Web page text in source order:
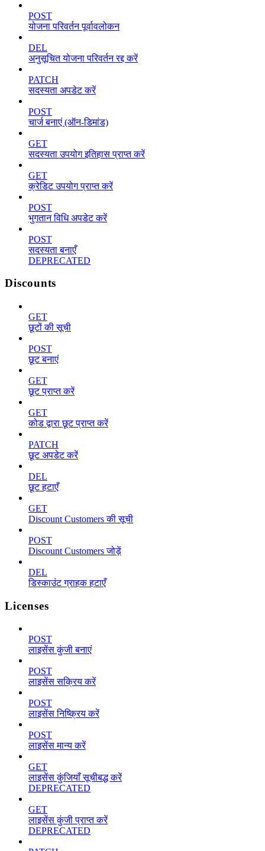
POST
योजना परिवर्तन पूर्वावलोकन
DEL
अनुसूचित योजना परिवर्तन रद्द करें
PATCH
सदस्यता अपडेट करें
POST
चार्ज बनाएं (ऑन-डिमांड)
GET
सदस्यता उपयोग इतिहास प्राप्त करें
GET
क्रेडिट उपयोग प्राप्त करें
POST
भुगतान विधि अपडेट करें
POST
सदस्यता बनाएँ
DEPRECATED
Discounts
GET
छूटों की सूची
POST
छूट बनाएं
GET
छूट प्राप्त करें
GET
कोड द्वारा छूट प्राप्त करें
PATCH
छूट अपडेट करें
DEL
छूट हटाएँ
GET
Discount Customers की सूची
POST
Discount Customers जोड़ें
DEL
डिस्काउंट ग्राहक हटाएँ
Licenses
POST
लाइसेंस कुंजी बनाएं
POST
लाइसेंस सक्रिय करें
POST
लाइसेंस निष्क्रिय करें
POST
लाइसेंस मान्य करें
GET
लाइसेंस कुंजियाँ सूचीबद्ध करें
DEPRECATED
GET
लाइसेंस कुंजी प्राप्त करें
DEPRECATED